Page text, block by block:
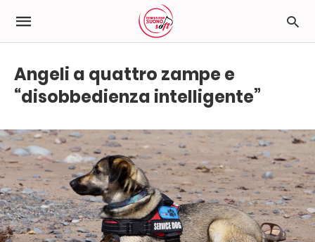
Angeli a quattro zampe e
“disobbedienza intelligente”